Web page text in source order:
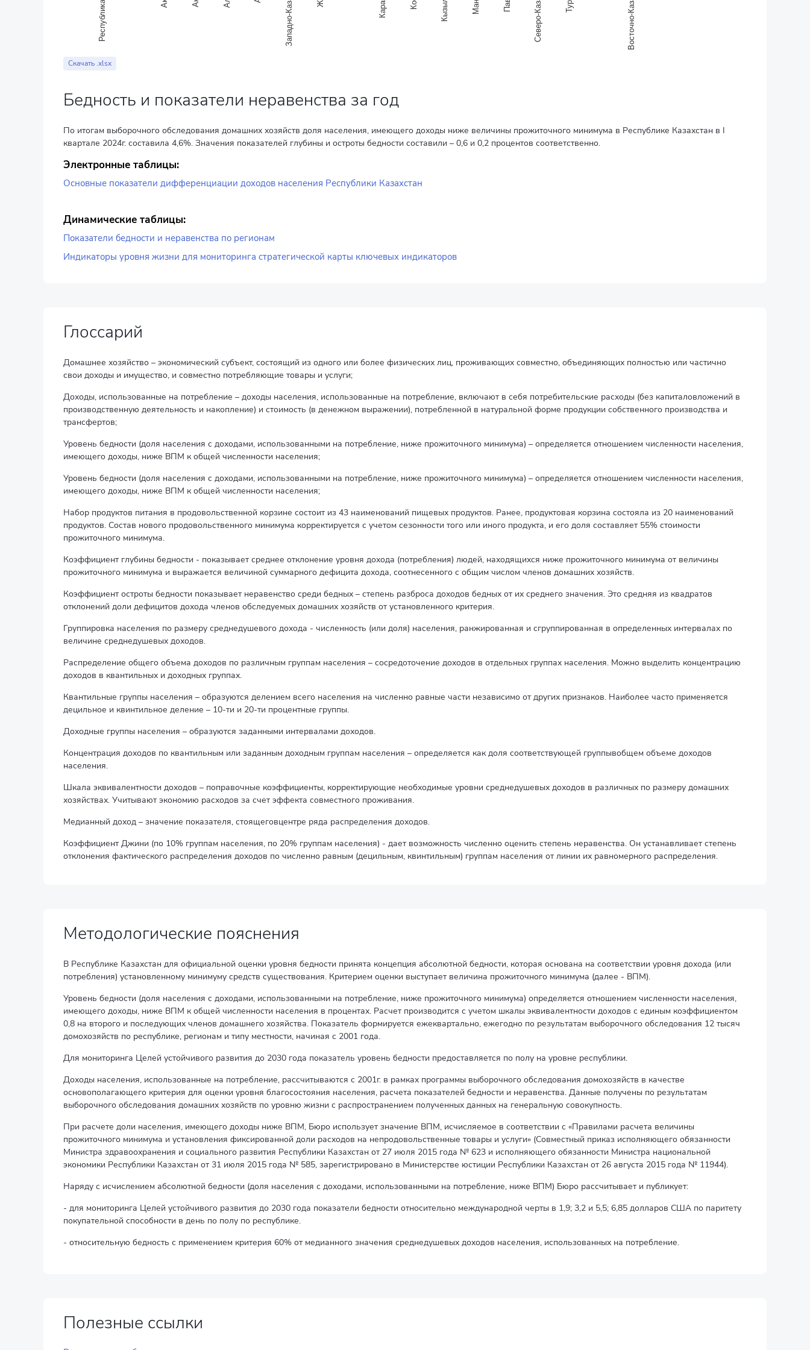
End of interactive chart.
Скачать .xlsx
Бедность и показатели неравенства за год
По итогам выборочного обследования домашних хозяйств доля населения, имеющего доходы ниже величины прожиточного минимума в Республике Казахстан в I
квартале 2024г. составила 4,6%. Значения показателей глубины и остроты бедности составили – 0,6 и 0,2 процентов соответственно.
Электронные таблицы:
Основные показатели дифференциации доходов населения Республики Казахстан
Динамические таблицы:
Показатели бедности и неравенства по регионам
Индикаторы уровня жизни для мониторинга стратегической карты ключевых индикаторов
Глоссарий
Домашнее хозяйство – экономический субъект, состоящий из одного или более физических лиц, проживающих совместно, объединяющих полностью или частично
свои доходы и имущество, и совместно потребляющие товары и услуги;
Доходы, использованные на потребление – доходы населения, использованные на потребление, включают в себя потребительские расходы (без капиталовложений в
производственную деятельность и накопление) и стоимость (в денежном выражении), потребленной в натуральной форме продукции собственного производства и
трансфертов;
Уровень бедности (доля населения с доходами, использованными на потребление, ниже прожиточного минимума) – определяется отношением численности населения,
имеющего доходы, ниже ВПМ к общей численности населения;
Уровень бедности (доля населения с доходами, использованными на потребление, ниже прожиточного минимума) – определяется отношением численности населения,
имеющего доходы, ниже ВПМ к общей численности населения;
Набор продуктов питания в продовольственной корзине состоит из 43 наименований пищевых продуктов. Ранее, продуктовая корзина состояла из 20 наименований
продуктов. Состав нового продовольственного минимума корректируется с учетом сезонности того или иного продукта, и его доля составляет 55% стоимости
прожиточного минимума.
Коэффициент глубины бедности - показывает среднее отклонение уровня дохода (потребления) людей, находящихся ниже прожиточного минимума от величины
прожиточного минимума и выражается величиной суммарного дефицита дохода, соотнесенного с общим числом членов домашних хозяйств.
Коэффициент остроты бедности показывает неравенство среди бедных – степень разброса доходов бедных от их среднего значения. Это средняя из квадратов
отклонений доли дефицитов дохода членов обследуемых домашних хозяйств от установленного критерия.
Группировка населения по размеру среднедушевого дохода - численность (или доля) населения, ранжированная и сгруппированная в определенных интервалах по
величине среднедушевых доходов.
Распределение общего объема доходов по различным группам населения – сосредоточение доходов в отдельных группах населения. Можно выделить концентрацию
доходов в квантильных и доходных группах.
Квантильные группы населения – образуются делением всего населения на численно равные части независимо от других признаков. Наиболее часто применяется
децильное и квинтильное деление – 10-ти и 20-ти процентные группы.
Доходные группы населения – образуются заданными интервалами доходов.
Концентрация доходов по квантильным или заданным доходным группам населения – определяется как доля соответствующей группывобщем объеме доходов
населения.
Шкала эквивалентности доходов – поправочные коэффициенты, корректирующие необходимые уровни среднедушевых доходов в различных по размеру домашних
хозяйствах. Учитывают экономию расходов за счет эффекта совместного проживания.
Медианный доход – значение показателя, стоящеговцентре ряда распределения доходов.
Коэффициент Джини (по 10% группам населения, по 20% группам населения) - дает возможность численно оценить степень неравенства. Он устанавливает степень
отклонения фактического распределения доходов по численно равным (децильным, квинтильным) группам населения от линии их равномерного распределения.
Методологические пояснения
В Республике Казахстан для официальной оценки уровня бедности принята концепция абсолютной бедности, которая основана на соответствии уровня дохода (или
потребления) установленному минимуму средств существования. Критерием оценки выступает величина прожиточного минимума (далее - ВПМ).
Уровень бедности (доля населения с доходами, использованными на потребление, ниже прожиточного минимума) определяется отношением численности населения,
имеющего доходы, ниже ВПМ к общей численности населения в процентах. Расчет производится с учетом шкалы эквивалентности доходов с единым коэффициентом
0,8 на второго и последующих членов домашнего хозяйства. Показатель формируется ежеквартально, ежегодно по результатам выборочного обследования 12 тысяч
домохозяйств по республике, регионам и типу местности, начиная с 2001 года.
Для мониторинга Целей устойчивого развития до 2030 года показатель уровень бедности предоставляется по полу на уровне республики.
Доходы населения, использованные на потребление, рассчитываются с 2001г. в рамках программы выборочного обследования домохозяйств в качестве
основополагающего критерия для оценки уровня благосостояния населения, расчета показателей бедности и неравенства. Данные получены по результатам
выборочного обследования домашних хозяйств по уровню жизни с распространением полученных данных на генеральную совокупность.
При расчете доли населения, имеющего доходы ниже ВПМ, Бюро использует значение ВПМ, исчисляемое в соответствии с «Правилами расчета величины
прожиточного минимума и установления фиксированной доли расходов на непродовольственные товары и услуги» (Совместный приказ исполняющего обязанности
Министра здравоохранения и социального развития Республики Казахстан от 27 июля 2015 года № 623 и исполняющего обязанности Министра национальной
экономики Республики Казахстан от 31 июля 2015 года № 585, зарегистрировано в Министерстве юстиции Республики Казахстан от 26 августа 2015 года № 11944).
Наряду с исчислением абсолютной бедности (доля населения с доходами, использованными на потребление, ниже ВПМ) Бюро рассчитывает и публикует:
- для мониторинга Целей устойчивого развития до 2030 года показатели бедности относительно международной черты в 1,9; 3,2 и 5,5; 6,85 долларов США по паритету
покупательной способности в день по полу по республике.
- относительную бедность с применением критерия 60% от медианного значения среднедушевых доходов населения, использованных на потребление.
Полезные ссылки